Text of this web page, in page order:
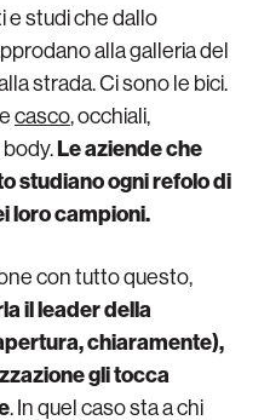
e studi che dallo
alla galleria del
strada. Ci sono le bici.
casco, occhiali,
body.Le aziende che
studiano ogni refolo di
loro campioni.
con tutto questo,
il leader della
chiaramente),
gli tocca
. In quel caso sta a chi